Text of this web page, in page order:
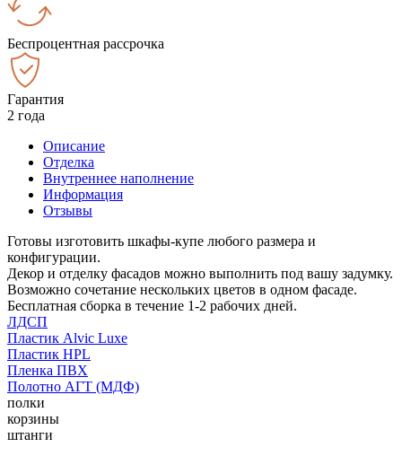
Беспроцентная рассрочка
Гарантия
2 года
Описание
Отделка
Внутреннее наполнение
Информация
Отзывы
Готовы изготовить шкафы-купе любого размера и
конфигурации.
Декор и отделку фасадов можно выполнить под вашу задумку.
Возможно сочетание нескольких цветов в одном фасаде.
Бесплатная сборка в течение 1-2 рабочих дней.
ЛДСП
Пластик Alvic Luxe
Пластик HPL
Пленка ПВХ
Полотно АГТ (МДФ)
полки
корзины
штанги